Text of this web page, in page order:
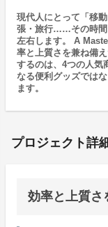
現代人にとって「移
張・旅行……その時間
左右します。 A
率と上質さを兼ね備
するのは、4つの人気
なる便利グッズでは
ます。
プロジェクト詳
効率と上質さ